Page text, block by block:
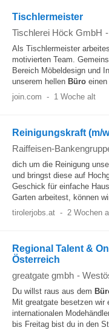
Tischlermeister
Tischlerei Höck GmbH -
Als Tischlermeister
motivierten Team.
Bereich Möbeldesign und
unserem hellen Büro
join.com - 1 Woche alt
Reinigungskraft (m/
Raiffeisen-
dich um die Reinigung
und bringst diese auf
Geschick für einfache
Garten arbeitest, können
tirolerjobs.at - 2 Wochen
Regional Talent &
Österreich
greatgate gmbh -
Du willst raus aus dem
Mit greatgate besetzen wir
internationalen
bis Freitag bist du in den